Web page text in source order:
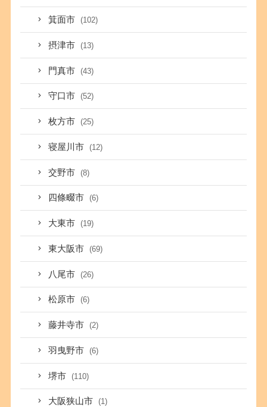
箕面市 (102)
摂津市 (13)
門真市 (43)
守口市 (52)
枚方市 (25)
寝屋川市 (12)
交野市 (8)
四條畷市 (6)
大東市 (19)
東大阪市 (69)
八尾市 (26)
松原市 (6)
藤井寺市 (2)
羽曳野市 (6)
堺市 (110)
大阪狭山市 (1)